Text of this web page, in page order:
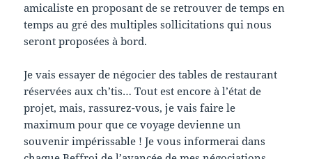
amicaliste en proposant de se retrouver de temps en
temps au gré des multiples sollicitations qui nous
seront proposées à bord.
Je vais essayer de négocier des tables de restaurant
réservées aux ch’tis… Tout est encore à l’état de
projet, mais, rassurez-vous, je vais faire le
maximum pour que ce voyage devienne un
souvenir impérissable ! Je vous informerai dans